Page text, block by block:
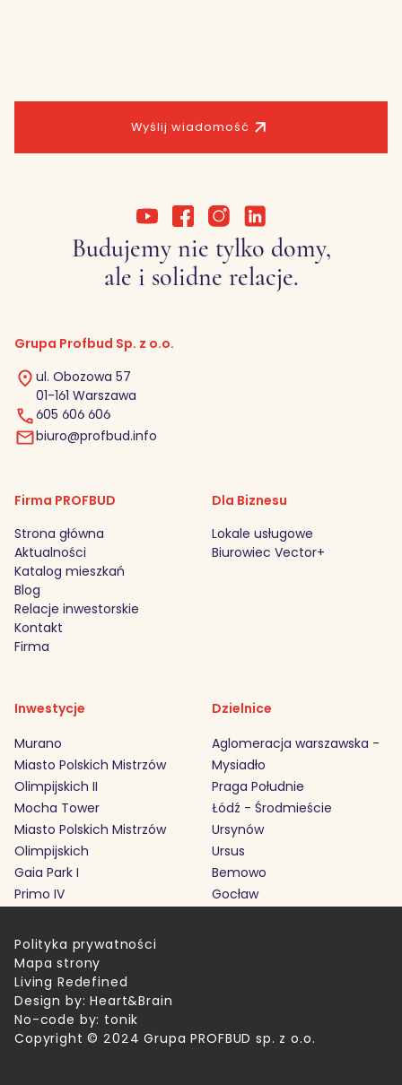
Wyślij wiadomość
Budujemy nie tylko domy,
ale i solidne relacje.
Grupa Profbud Sp. z o.o.
ul. Obozowa 57
01-161 Warszawa
605 606 606
biuro@profbud.info
Firma PROFBUD
Strona główna
Aktualności
Katalog mieszkań
Blog
Relacje inwestorskie
Kontakt
Firma
Dla Biznesu
Lokale usługowe
Biurowiec Vector+
Inwestycje
Murano
Miasto Polskich Mistrzów
Olimpijskich II
Mocha Tower
Miasto Polskich Mistrzów
Olimpijskich
Gaia Park I
Primo IV
Dzielnice
Aglomeracja warszawska -
Mysiadło
Praga Południe
Łódź - Środmieście
Ursynów
Ursus
Bemowo
Gocław
Copyright © 2024 Grupa PROFBUD sp. z o.o.
Polityka prywatności
Mapa strony
Living Redefined
Design by: Heart&Brain
No-code by: tonik